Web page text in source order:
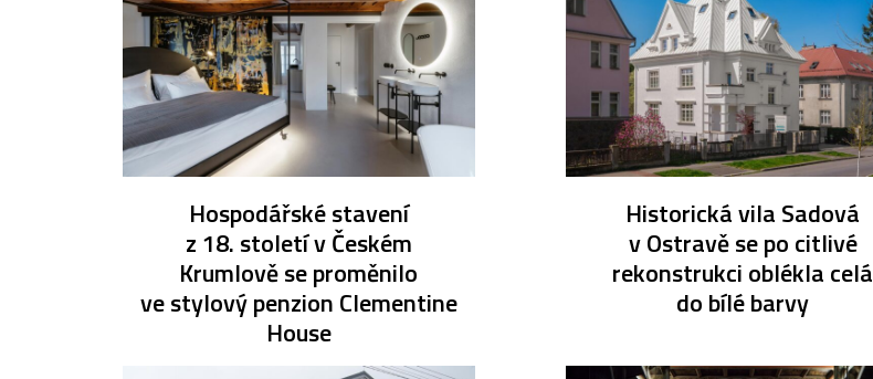
Hospodářské stavení
z 18. století v Českém
Krumlově se proměnilo
ve stylový penzion Clementine
House
Historická vila Sadová
v Ostravě se po citlivé
rekonstrukci oblékla celá
do bílé barvy